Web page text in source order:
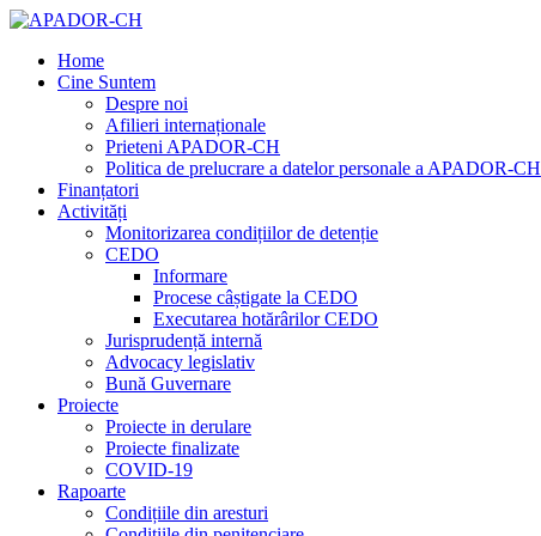
Home
Cine Suntem
Despre noi
Afilieri internaționale
Prieteni APADOR-CH
Politica de prelucrare a datelor personale a APADOR-CH
Finanțatori
Activități
Monitorizarea condițiilor de detenție
CEDO
Informare
Procese câștigate la CEDO
Executarea hotărârilor CEDO
Jurisprudență internă
Advocacy legislativ
Bună Guvernare
Proiecte
Proiecte in derulare
Proiecte finalizate
COVID-19
Rapoarte
Condițiile din aresturi